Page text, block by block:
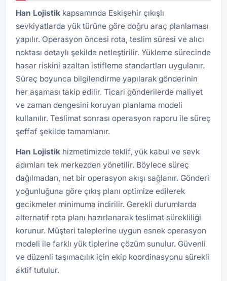
Han Lojistik kapsamında Eskişehir çıkışlı
sevkiyatlarda yük türüne göre doğru araç planlaması
yapılır. Operasyon öncesi rota, teslim süresi ve alıcı
noktası detaylı şekilde netleştirilir. Yükleme sürecinde
hasar riskini azaltan istifleme standartları uygulanır.
Süreç boyunca bilgilendirme yapılarak gönderinin
her aşaması takip edilir. Ticari gönderilerde maliyet
ve zaman dengesini koruyan planlama modeli
kullanılır. Teslimat sonrası operasyon raporu ile süreç
şeffaf şekilde tamamlanır.
Han Lojistik hizmetimizde teklif, yük kabul ve sevk
adımları tek merkezden yönetilir. Böylece süreç
dağılmadan, net bir operasyon akışı sağlanır. Gönderi
yoğunluğuna göre çıkış planı optimize edilerek
gecikmeler minimuma indirilir. Gerekli durumlarda
alternatif rota planı hazırlanarak teslimat sürekliliği
korunur. Müşteri taleplerine uygun esnek operasyon
modeli ile farklı yük tiplerine çözüm sunulur. Güvenli
ve düzenli taşımacılık için ekip koordinasyonu sürekli
aktif tutulur.